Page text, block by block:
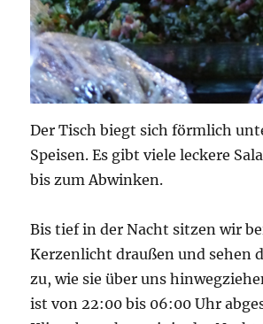
Der Tisch biegt sich förmlich
Speisen. Es gibt viele leckere
bis zum Abwinken.
Bis tief in der Nacht sitzen wir
Kerzenlicht draußen und sehen
zu, wie sie über uns
ist von 22:00 bis 06:00 Uhr